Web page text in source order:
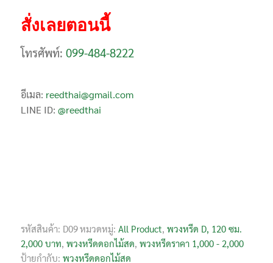
สั่งเลยตอนนี้
โทรศัพท์: 099-484-8222
อีเมล: reedthai@gmail.com
LINE ID: @reedthai
รหัสสินค้า: D09หมวดหมู่: All Product, พวงหรีด D, 120 ซม.
2,000 บาท, พวงหรีดดอกไม้สด, พวงหรีดราคา 1,000 - 2,000
ป้ายกำกับ: พวงหรีดดอกไม้สด